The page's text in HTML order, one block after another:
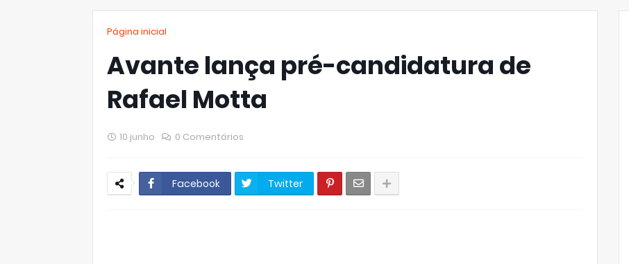
Página inicial
Avante lança pré-candidatura de
Rafael Motta
10 junho 0 Comentários
Facebook Twitter